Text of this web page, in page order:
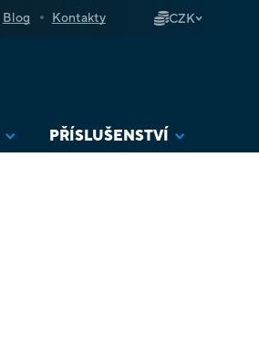
Blog Kontakty CZK
PŘÍSLUŠENSTVÍ